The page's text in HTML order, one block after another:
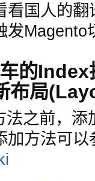
看国人的
发Magento
的
布局
之前，
加方法可以